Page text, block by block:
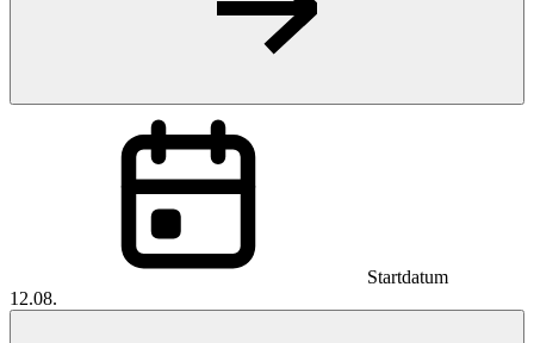
Startdatum
12.08.